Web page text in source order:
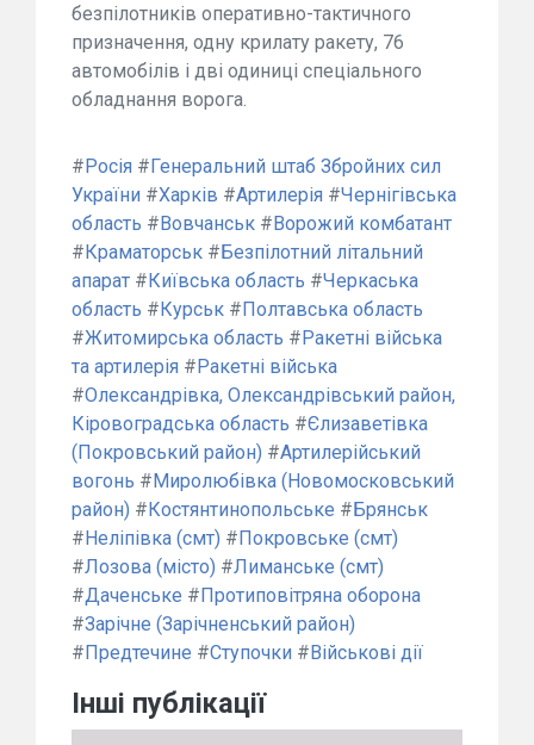
безпілотників оперативно-тактичного
призначення, одну крилату ракету, 76
автомобілів і дві одиниці спеціального
обладнання ворога.
#Росія #Генеральний штаб Збройних сил
України #Харків #Артилерія #Чернігівська
область #Вовчанськ #Ворожий комбатант
#Краматорськ #Безпілотний літальний
апарат #Київська область #Черкаська
область #Курськ #Полтавська область
#Житомирська область #Ракетні війська
та артилерія #Ракетні війська
#Олександрівка, Олександрівський район,
Кіровоградська область #Єлизаветівка
(Покровський район) #Артилерійський
вогонь #Миролюбівка (Новомосковський
район) #Костянтинопольське #Брянськ
#Неліпівка (смт) #Покровське (смт)
#Лозова (місто) #Лиманське (смт)
#Даченське #Протиповітряна оборона
#Зарічне (Зарічненський район)
#Предтечине #Ступочки #Військові дії
Інші публікації